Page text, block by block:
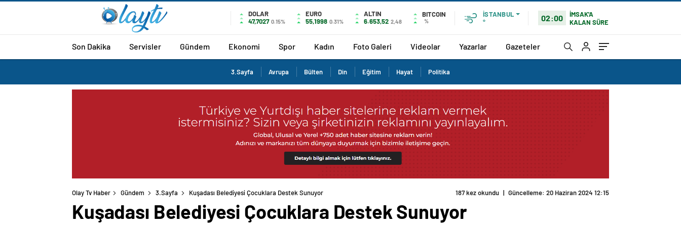
DOLAR
47,7027 0.15%
EURO
55,1998 0.31%
ALTIN
6.653,52 2,48
BITCOIN
%
İSTANBUL
°
02:00
İMSAK'A
KALAN SÜRE
Son Dakika Servisler Gündem Ekonomi Spor Kadın Foto Galeri Videolar Yazarlar Gazeteler
3.Sayfa Avrupa Bülten Din Eğitim Hayat Politika
Olay Tv Haber Gündem 3.Sayfa Kuşadası Belediyesi Çocuklara Destek Sunuyor 187 kez okundu | Güncelleme: 20 Haziran 2024 12:15
Kuşadası Belediyesi Çocuklara Destek Sunuyor